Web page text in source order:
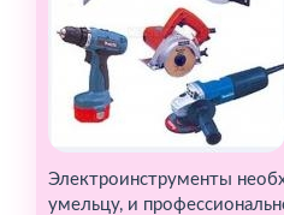
Электроинструменты
умельцу, и